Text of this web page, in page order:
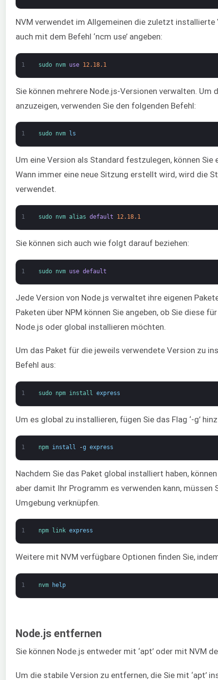
NVM verwendet im Allgemeinen die zuletzt installierte
auch mit dem Befehl ‘ncm use’ angeben:
1 sudo nvm use 12.18.1
Sie können mehrere Node.js-Versionen verwalten. Um
anzuzeigen, verwenden Sie den folgenden Befehl:
1 sudo nvm ls
Um eine Version als Standard festzulegen, können Sie
Wann immer eine neue Sitzung erstellt wird, wird die
verwendet.
1 sudo nvm alias default 12.18.1
Sie können sich auch wie folgt darauf beziehen:
1 sudo nvm use default
Jede Version von Node.js verwaltet ihre eigenen
Paketen über NPM können Sie angeben, ob Sie diese
Node.js oder global installieren möchten.
Um das Paket für die jeweils verwendete Version zu
Befehl aus:
1 sudo npm install express
Um es global zu installieren, fügen Sie das Flag ‘-g’
1 npm install -g express
Nachdem Sie das Paket global installiert haben,
aber damit Ihr Programm es verwenden kann, müssen
Umgebung verknüpfen.
1 npm link express
Weitere mit NVM verfügbare Optionen finden Sie,
1 nvm help
Node.js entfernen
Sie können Node.js entweder mit ‘apt’ oder mit NVM
Um die stabile Version zu entfernen, die Sie mit ‘apt’